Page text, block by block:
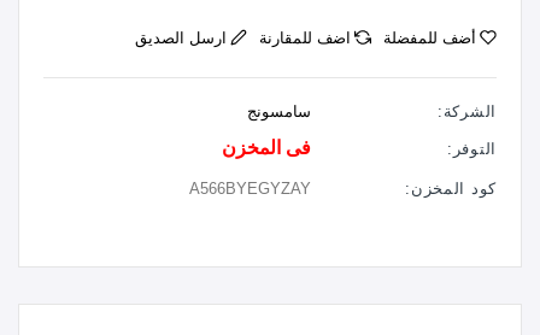
أضف للمفضلة اضف للمقارنة ارسل الصديق
الشركة: سامسونج
التوفر: فى المخزن
كود المخزن: A566BYEGYZAY